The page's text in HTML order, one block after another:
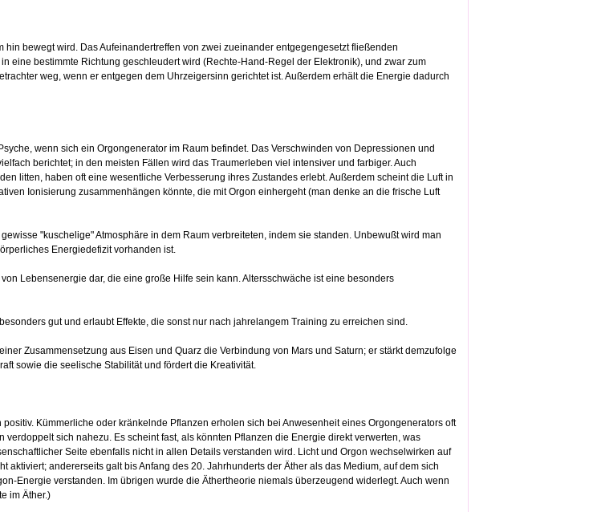
bewegt wird. Das Aufeinandertreffen von zwei zueinander entgegengesetzt fließenden
eine bestimmte Richtung geschleudert wird (Rechte-Hand-Regel der Elektronik), und zwar zum
weg, wenn er entgegen dem Uhrzeigersinn gerichtet ist. Außerdem erhält die Energie dadurch
wenn sich ein Orgongenerator im Raum befindet. Das Verschwinden von Depressionen und
berichtet; in den meisten Fällen wird das Traumerleben viel intensiver und farbiger. Auch
litten, haben oft eine wesentliche Verbesserung ihres Zustandes erlebt. Außerdem scheint die Luft in
Ionisierung zusammenhängen könnte, die mit Orgon einhergeht (man denke an die frische Luft
"kuschelige" Atmosphäre in dem Raum verbreiteten, indem sie standen. Unbewußt wird man
Energiedefizit vorhanden ist.
Lebensenergie dar, die eine große Hilfe sein kann. Altersschwäche ist eine besonders
gut und erlaubt Effekte, die sonst nur nach jahrelangem Training zu erreichen sind.
Zusammensetzung aus Eisen und Quarz die Verbindung von Mars und Saturn; er stärkt demzufolge
sowie die seelische Stabilität und fördert die Kreativität.
Kümmerliche oder kränkelnde Pflanzen erholen sich bei Anwesenheit eines Orgongenerators oft
sich nahezu. Es scheint fast, als könnten Pflanzen die Energie direkt verwerten, was
Seite ebenfalls nicht in allen Details verstanden wird. Licht und Orgon wechselwirken auf
andererseits galt bis Anfang des 20. Jahrhunderts der Äther als das Medium, auf dem sich
Energie verstanden. Im übrigen wurde die Äthertheorie niemals überzeugend widerlegt. Auch wenn
im Äther.)